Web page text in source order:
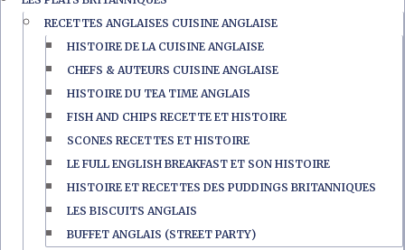
RECETTES ANGLAISES CUISINE ANGLAISE
HISTOIRE DE LA CUISINE ANGLAISE
CHEFS & AUTEURS CUISINE ANGLAISE
HISTOIRE DU TEA TIME ANGLAIS
FISH AND CHIPS RECETTE ET HISTOIRE
SCONES RECETTES ET HISTOIRE
LE FULL ENGLISH BREAKFAST ET SON HISTOIRE
HISTOIRE ET RECETTES DES PUDDINGS BRITANNIQUES
LES BISCUITS ANGLAIS
BUFFET ANGLAIS (STREET PARTY)